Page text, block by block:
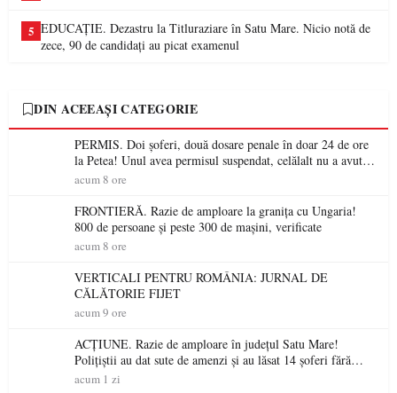
5 EDUCAȚIE. Dezastru la Titluraziare în Satu Mare. Nicio notă de
zece, 90 de candidați au picat examenul
DIN ACEEAȘI CATEGORIE
PERMIS. Doi șoferi, două dosare penale în doar 24 de ore
la Petea! Unul avea permisul suspendat, celălalt nu a avut
niciodată permis
acum 8 ore
FRONTIERĂ. Razie de amploare la granița cu Ungaria!
800 de persoane și peste 300 de mașini, verificate
acum 8 ore
VERTICALI PENTRU ROMÂNIA: JURNAL DE
CĂLĂTORIE FIJET
acum 9 ore
ACȚIUNE. Razie de amploare în județul Satu Mare!
Polițiștii au dat sute de amenzi și au lăsat 14 șoferi fără
permis într-o singură zi
acum 1 zi